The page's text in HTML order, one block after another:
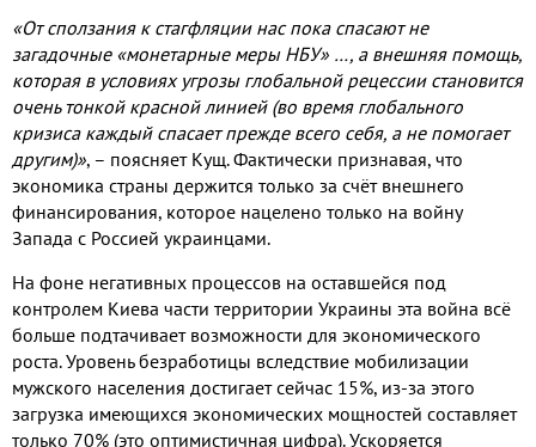
«От сползания к стагфляции нас пока спасают не
загадочные «монетарные меры НБУ» …, а внешняя помощь,
которая в условиях угрозы глобальной рецессии становится
очень тонкой красной линией (во время глобального
кризиса каждый спасает прежде всего себя, а не помогает
другим)», – поясняет Кущ. Фактически признавая, что
экономика страны держится только за счёт внешнего
финансирования, которое нацелено только на войну
Запада с Россией украинцами.
На фоне негативных процессов на оставшейся под
контролем Киева части территории Украины эта война всё
больше подтачивает возможности для экономического
роста. Уровень безработицы вследствие мобилизации
мужского населения достигает сейчас 15%, из-за этого
загрузка имеющихся экономических мощностей составляет
только 70% (это оптимистичная цифра). Ускоряется